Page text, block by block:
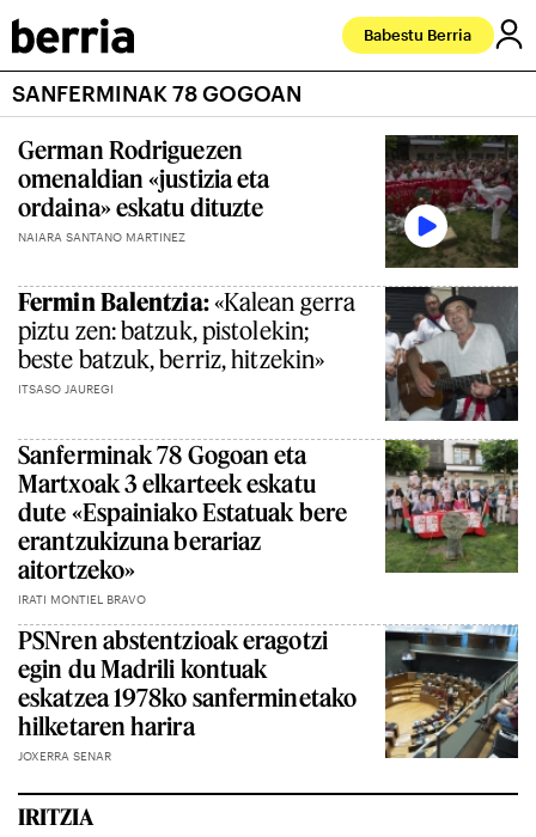
Babestu Berria
SANFERMINAK 78 GOGOAN
German Rodriguezen
omenaldian «justizia eta
ordaina» eskatu dituzte
NAIARA SANTANO MARTINEZ
Fermin Balentzia:«Kalean gerra
piztu zen: batzuk, pistolekin;
beste batzuk, berriz, hitzekin»
ITSASO JAUREGI
Sanferminak 78 Gogoan eta
Martxoak 3 elkarteek eskatu
dute «Espainiako Estatuak bere
erantzukizuna berariaz
aitortzeko»
IRATI MONTIEL BRAVO
PSNren abstentzioak eragotzi
egin du Madrili kontuak
eskatzea 1978ko sanferminetako
hilketaren harira
JOXERRA SENAR
IRITZIA